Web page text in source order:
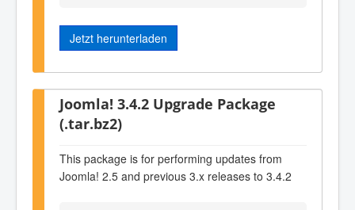
Jetzt herunterladen
Joomla! 3.4.2 Upgrade Package
(.tar.bz2)
This package is for performing updates from
Joomla! 2.5 and previous 3.x releases to 3.4.2